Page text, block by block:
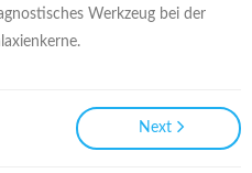
Werkzeug bei der
Next